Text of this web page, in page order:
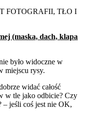
FOTOGRAFII, TŁO I
(maska, dach, klapa
było widoczne w
miejscu rysy.
widać całość
w tle jako odbicie? Czy
– jeśli coś jest nie OK,